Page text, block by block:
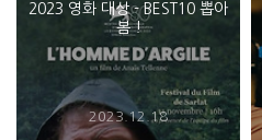
2023 영화 대상 - BEST10 뽑아
봄 !
2023.12.18